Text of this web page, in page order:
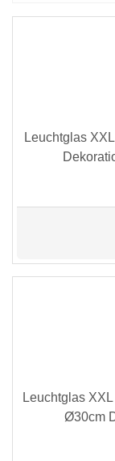
Leuchtglas
Leuchtglas
Ø30cm